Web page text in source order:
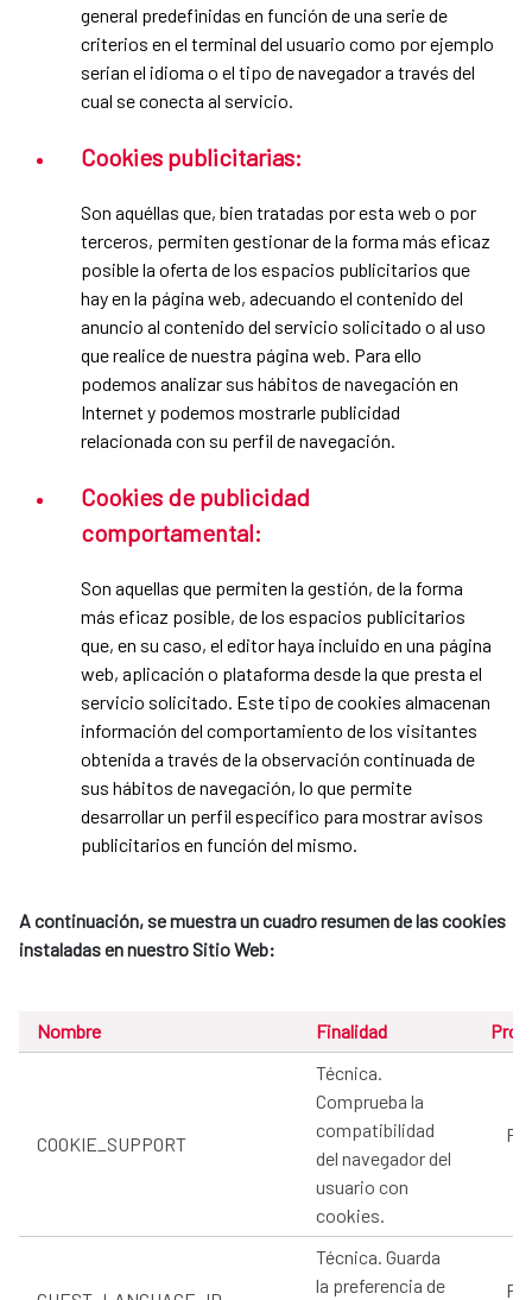
general predefinidas en función de una serie de
criterios en el terminal del usuario como por ejemplo
serian el idioma o el tipo de navegador a través del
cual se conecta al servicio.
Cookies publicitarias:
Son aquéllas que, bien tratadas por esta web o por
terceros, permiten gestionar de la forma más eficaz
posible la oferta de los espacios publicitarios que
hay en la página web, adecuando el contenido del
anuncio al contenido del servicio solicitado o al uso
que realice de nuestra página web. Para ello
podemos analizar sus hábitos de navegación en
Internet y podemos mostrarle publicidad
relacionada con su perfil de navegación.
Cookies de publicidad
comportamental:
Son aquellas que permiten la gestión, de la forma
más eficaz posible, de los espacios publicitarios
que, en su caso, el editor haya incluido en una página
web, aplicación o plataforma desde la que presta el
servicio solicitado. Este tipo de cookies almacenan
información del comportamiento de los visitantes
obtenida a través de la observación continuada de
sus hábitos de navegación, lo que permite
desarrollar un perfil específico para mostrar avisos
publicitarios en función del mismo.
A continuación, se muestra un cuadro resumen de las cookies
instaladas en nuestro Sitio Web:
Nombre Finalidad
COOKIE_SUPPORT
Técnica.
Comprueba la
compatibilidad
del navegador del
usuario con
cookies.
Técnica. Guarda
la preferencia de